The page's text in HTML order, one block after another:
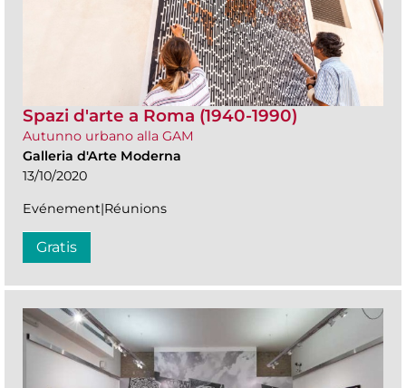
Spazi d'arte a Roma (1940-1990)
Autunno urbano alla GAM
Galleria d'Arte Moderna
13/10/2020
Evénement|Réunions
Gratis